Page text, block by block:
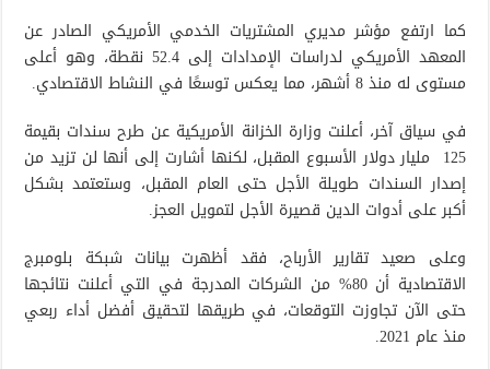
كما ارتفع مؤشر مديري المشتريات الخدمي الأمريكي الصادر عن
المعهد الأمريكي لدراسات الإمدادات إلى 52.4 نقطة، وهو أعلى
مستوى له منذ 8 أشهر، مما يعكس توسعًا في النشاط الاقتصادي.
في سياق آخر، أعلنت وزارة الخزانة الأمريكية عن طرح سندات بقيمة
125 مليار دولار الأسبوع المقبل، لكنها أشارت إلى أنها لن تزيد من
إصدار السندات طويلة الأجل حتى العام المقبل، وستعتمد بشكل
أكبر على أدوات الدين قصيرة الأجل لتمويل العجز.
وعلى صعيد تقارير الأرباح، فقد أظهرت بيانات شبكة بلومبرج
الاقتصادية أن 80% من الشركات المدرجة في التي أعلنت نتائجها
حتى الآن تجاوزت التوقعات، في طريقها لتحقيق أفضل أداء ربعي
منذ عام 2021.